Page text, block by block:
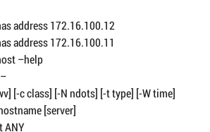
address 172.16.100.12
address 172.16.100.11
–help
[-c class] [-N ndots] [-t type] [-W time]
[server]
ANY